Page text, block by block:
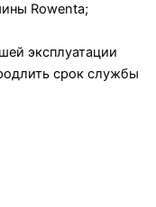
Rowenta;
эксплуатации
срок службы